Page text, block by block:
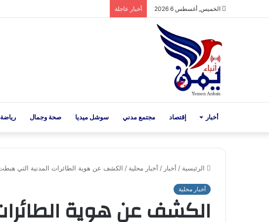
الخميس, أغسطس 6 2026 أخبار عاجلة
أخبار إقتصاد مجتمع مدني سوشل ميديا صحة وجمال رياضة
الرئيسية / أخبار / أخبار محلية / الكشف عن هوية الطائرات المدنية التي
أخبار محلية
الكشف عن هوية